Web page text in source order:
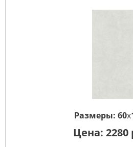
Размеры: 60x
Цена: 2280